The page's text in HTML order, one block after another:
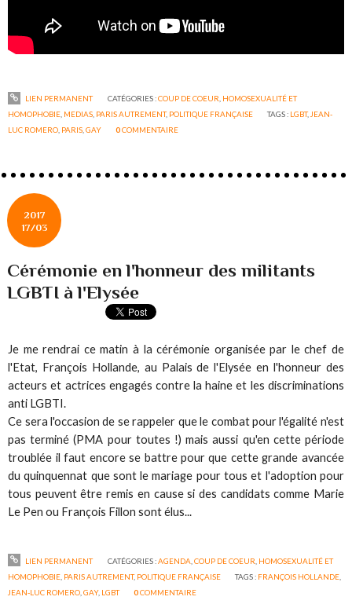
LIEN PERMANENT CATÉGORIES :COUP DE COEUR HOMOSEXUALITÉ ET
HOMOPHOBIE MEDIAS PARIS AUTREMENT, POLITIQUE FRANÇAISE TAGS : LGBT, JEAN-
LUC ROMERO PARIS ,GAY 0COMMENTAIRE
2017
17/03
Cérémonie en l'honneur des militants
LGBTI à l'Elysée
Je me rendrai ce matin à la cérémonie organisée par le chef de
l'Etat, François Hollande, au Palais de l'Elysée en l'honneur des
acteurs et actrices engagés contre la haine et les discriminations
anti LGBTI.
Ce sera l'occasion de se rappeler que le combat pour l'égalité n'est
pas terminé (PMA pour toutes !) mais aussi qu'en cette période
troublée il faut encore se battre pour que cette grande avancée
du quinquennat que sont le mariage pour tous et l'adoption pour
tous peuvent être remis en cause si des candidats comme Marie
Le Pen ou François Fillon sont élus...
LIEN PERMANENT CATÉGORIES :AGENDA COUP DE COEUR HOMOSEXUALITÉ ET
HOMOPHOBIE PARIS AUTREMENT, POLITIQUE FRANÇAISE TAGS : FRANÇOIS HOLLANDE
JEAN-LUC ROMERO ,GAY, LGBT 0COMMENTAIRE